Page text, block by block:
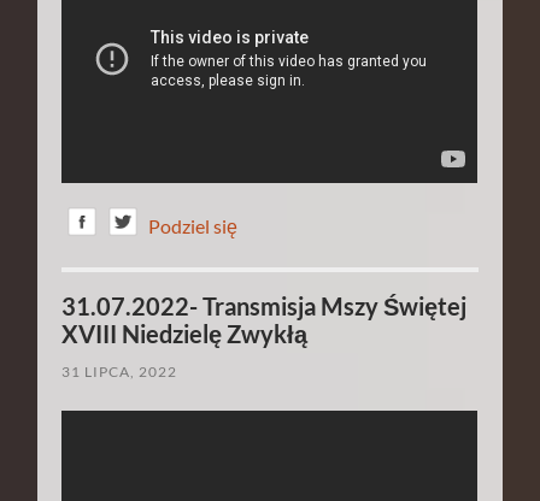
Podziel się
31.07.2022- Transmisja Mszy Świętej
XVIII Niedzielę Zwykłą
31 LIPCA, 2022